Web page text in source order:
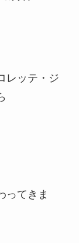
レッテ・ジ
ってきま